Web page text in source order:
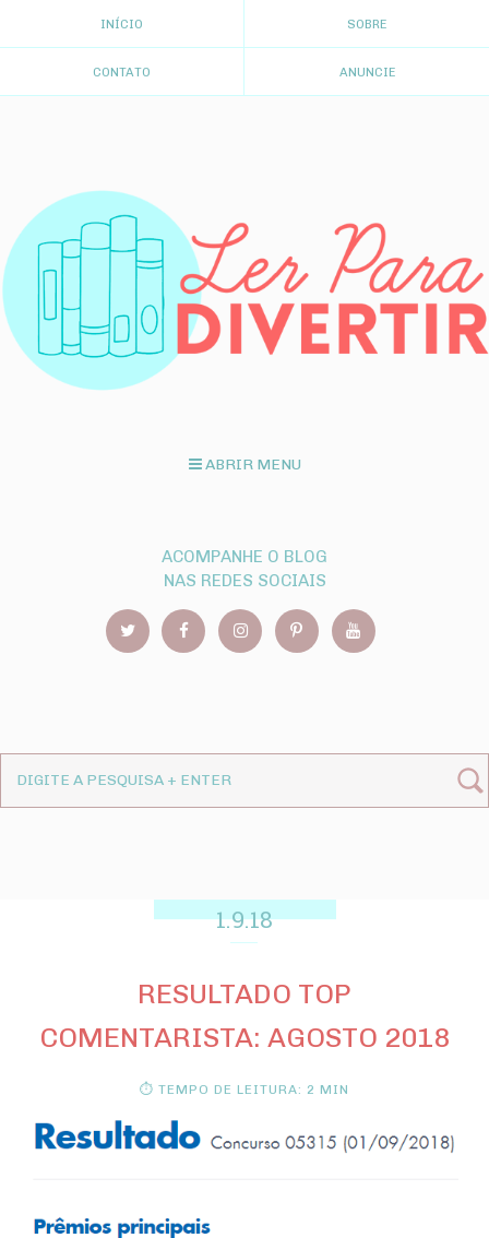
INÍCIO SOBRE
CONTATO ANUNCIE
ABRIR MENU
ACOMPANHE O BLOG
NAS REDES SOCIAIS
1.9.18
RESULTADO TOP
COMENTARISTA: AGOSTO 2018
⏱ TEMPO DE LEITURA: 2 MIN